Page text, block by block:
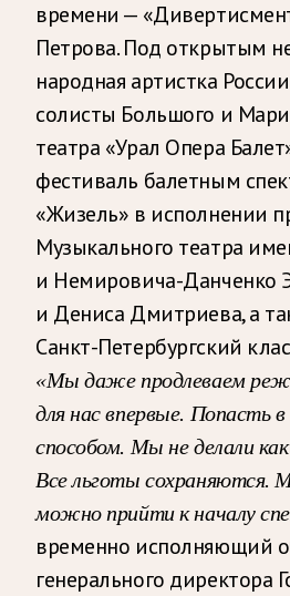
времени —
Петрова. Под открытым
народная артистка
солисты Большого и
театра «Урал Опера
фестиваль балетным
«Жизель» в исполнении
Музыкального театра
и Немировича-Данченко
и Дениса Дмитриева, а
Санкт-Петербургский
«Мы даже продлеваем
для нас впервые.
способом. Мы не делали
Все льготы
можно прийти к началу
временно исполняющий
генерального директора